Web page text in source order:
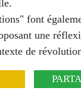
font
une
de